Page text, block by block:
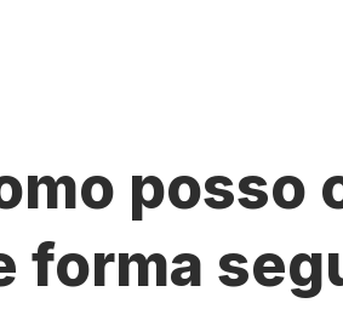
posso
forma